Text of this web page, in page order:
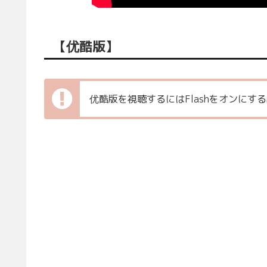
【优酷版】
优酷版を視聴するにはFlashをオンにす